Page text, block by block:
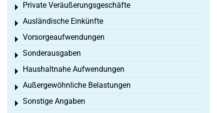
Private Veräußerungsgeschäfte
Toggle menu
Ausländische Einkünfte
Toggle menu
Vorsorgeaufwendungen
Toggle menu
Sonderausgaben
Toggle menu
Haushaltnahe Aufwendungen
Toggle menu
Außergewöhnliche Belastungen
Toggle menu
Sonstige Angaben
Toggle menu